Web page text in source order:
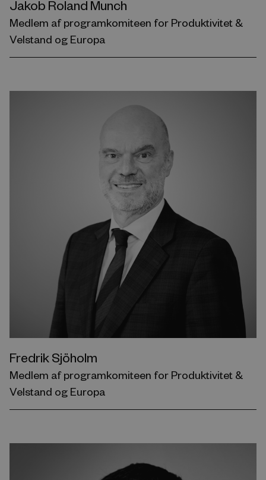
Jakob Roland Munch
Medlem af programkomiteen for Produktivitet &
Velstand og Europa
Fredrik Sjöholm
Medlem af programkomiteen for Produktivitet &
Velstand og Europa